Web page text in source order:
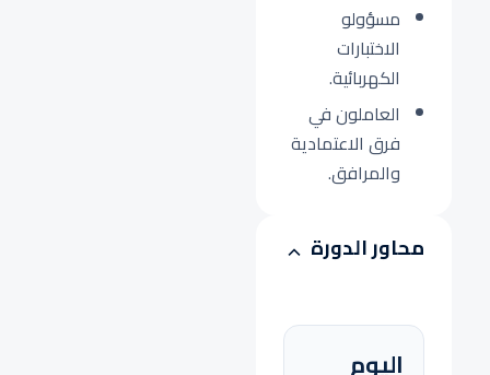
مسؤولو
الاختبارات
الكهربائية.
العاملون في
فرق الاعتمادية
والمرافق.
محاور الدورة
اليوم